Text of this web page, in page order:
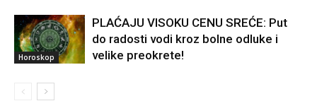
Horoskop
PLAĆAJU VISOKU CENU SREĆE: Put
do radosti vodi kroz bolne odluke i
velike preokrete!